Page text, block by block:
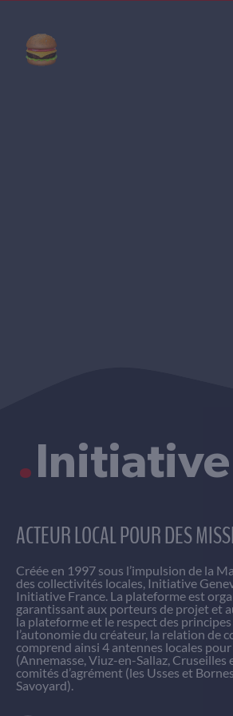
.
ACTEUR LOCAL POUR DES
Créée en 1997 sous l’impulsion de la
des collectivités locales, Initiative
Initiative France. La plateforme est
garantissant aux porteurs de projet et
la plateforme et le respect des
l’autonomie du créateur, la relation de
comprend ainsi 4 antennes locales
(Annemasse, Viuz-en-Sallaz, Cruseilles
comités d’agrément (les Usses et
Savoyard).